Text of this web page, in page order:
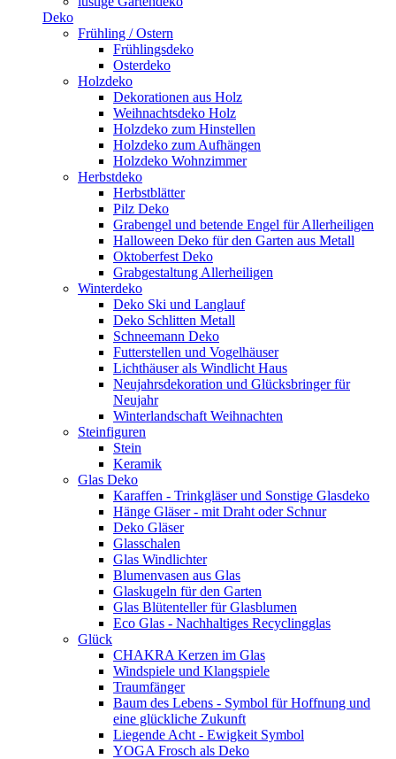
Deko
Frühling / Ostern
Frühlingsdeko
Osterdeko
Holzdeko
Dekorationen aus Holz
Weihnachtsdeko Holz
Holzdeko zum Hinstellen
Holzdeko zum Aufhängen
Holzdeko Wohnzimmer
Herbstdeko
Herbstblätter
Pilz Deko
Grabengel und betende Engel für Allerheiligen
Halloween Deko für den Garten aus Metall
Oktoberfest Deko
Grabgestaltung Allerheiligen
Winterdeko
Deko Ski und Langlauf
Deko Schlitten Metall
Schneemann Deko
Futterstellen und Vogelhäuser
Lichthäuser als Windlicht Haus
Neujahrsdekoration und Glücksbringer für
Neujahr
Winterlandschaft Weihnachten
Steinfiguren
Stein
Keramik
Glas Deko
Karaffen - Trinkgläser und Sonstige Glasdeko
Hänge Gläser - mit Draht oder Schnur
Deko Gläser
Glasschalen
Glas Windlichter
Blumenvasen aus Glas
Glaskugeln für den Garten
Glas Blütenteller für Glasblumen
Eco Glas - Nachhaltiges Recyclingglas
Glück
CHAKRA Kerzen im Glas
Windspiele und Klangspiele
Traumfänger
Baum des Lebens - Symbol für Hoffnung und
eine glückliche Zukunft
Liegende Acht - Ewigkeit Symbol
YOGA Frosch als Deko